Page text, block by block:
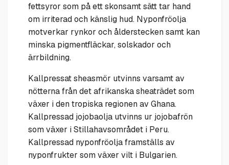
fettsyror som på ett skonsamt sätt tar hand
om irriterad och känslig hud. Nyponfröolja
motverkar rynkor och ålderstecken samt kan
minska pigmentfläckar, solskador och
ärrbildning.
Kallpressat sheasmör utvinns varsamt av
nötterna från det afrikanska sheaträdet som
växer i den tropiska regionen av Ghana.
Kallpressad jojobaolja utvinns ur jojobafrön
som växer i Stillahavsområdet i Peru.
Kallpressad nyponfröolja framställs av
nyponfrukter som växer vilt i Bulgarien.